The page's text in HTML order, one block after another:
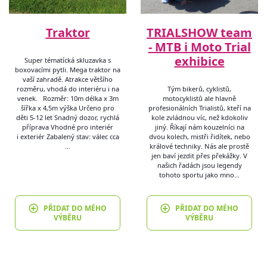
Traktor
Super tématícká skluzavka s
boxovacími pytli. Mega traktor na
vaší zahradě. Atrakce většího
rozměru, vhodá do interiéru i na
venek. Rozměr: 10m délka x 3m
šířka x 4,5m výška Určeno pro
děti 5-12 let Snadný dozor, rychlá
příprava Vhodné pro interiér
i exteriér Zabalený stav: válec cca
…
PŘIDAT DO MÉHO
VÝBĚRU
TRIALSHOW team
- MTB i Moto Trial
exhibice
Tým bikerů, cyklistů,
motocyklistů ale hlavně
profesionálních Trialistů, kteří na
kole zvládnou víc, než kdokoliv
jiný. Říkají nám kouzelníci na
dvou kolech, mistři řidítek, nebo
králové techniky. Nás ale prostě
jen baví jezdit přes překážky. V
našich řadách jsou legendy
tohoto sportu jako mno…
PŘIDAT DO MÉHO
VÝBĚRU